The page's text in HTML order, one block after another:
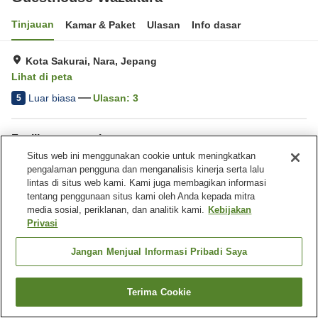
Tinjauan Kamar & Paket Ulasan Info dasar
Kota Sakurai, Nara, Jepang
Lihat di peta
5 Luar biasa Ulasan: 3
Fasilitas properti
Pantangan makan
(vegetarian)
Pantangan makan (vegan)
Beranda Jepang Nara
Kota Sakurai
Guesthouse Wazakura
Cari kamar
Situs web ini menggunakan cookie untuk meningkatkan
pengalaman pengguna dan menganalisis kinerja serta lalu
lintas di situs web kami. Kami juga membagikan informasi
tentang penggunaan situs kami oleh Anda kepada mitra
media sosial, periklanan, dan analitik kami. Kebijakan
Privasi
Jangan Menjual Informasi Pribadi Saya
Terima Cookie